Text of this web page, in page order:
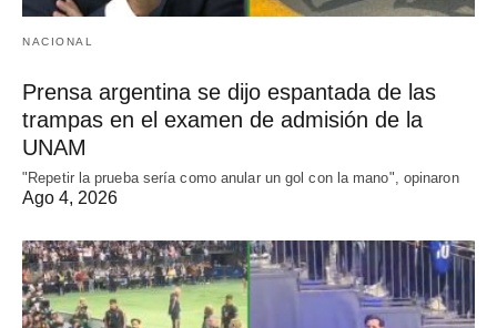
NACIONAL
Prensa argentina se dijo espantada de las
trampas en el examen de admisión de la
UNAM
"Repetir la prueba sería como anular un gol con la mano", opinaron
Ago 4, 2026